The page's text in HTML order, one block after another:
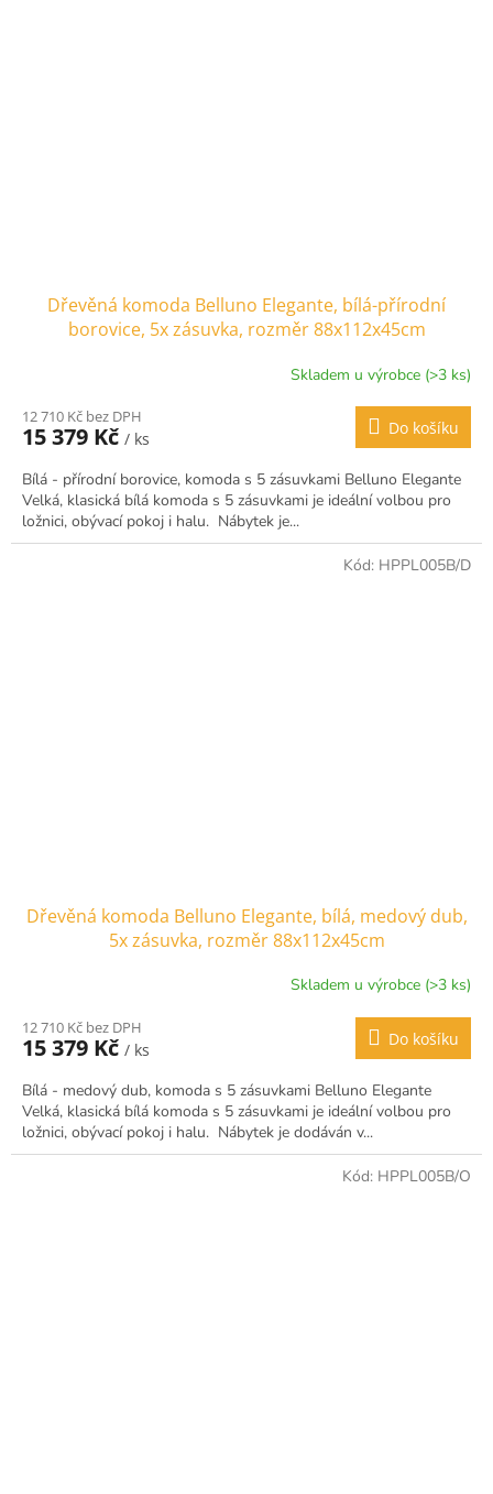
Dřevěná komoda Belluno Elegante, bílá-přírodní
borovice, 5x zásuvka, rozměr 88x112x45cm
Skladem u výrobce (>3 ks)
12 710 Kč bez DPH
15 379 Kč / ks
Do košíku
Bílá - přírodní borovice, komoda s 5 zásuvkami Belluno Elegante
Velká, klasická bílá komoda s 5 zásuvkami je ideální volbou pro
ložnici, obývací pokoj i halu. Nábytek je...
Dřevěná komoda Belluno Elegante, bílá, medový dub,
5x zásuvka, rozměr 88x112x45cm
Skladem u výrobce (>3 ks)
12 710 Kč bez DPH
15 379 Kč / ks
Do košíku
Bílá - medový dub, komoda s 5 zásuvkami Belluno Elegante
Velká, klasická bílá komoda s 5 zásuvkami je ideální volbou pro
ložnici, obývací pokoj i halu. Nábytek je dodáván v...
Kód: HPPL005B/D
Kód: HPPL005B/O